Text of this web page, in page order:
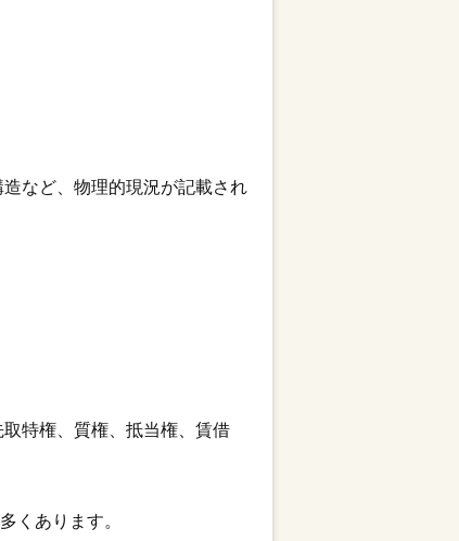
など、物理的現況が記載され
特権、質権、抵当権、賃借
くあります。